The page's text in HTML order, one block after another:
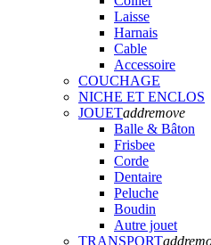
Laisse
Harnais
Cable
Accessoire
COUCHAGE
NICHE ET ENCLOS
JOUETaddremove
Balle & Bâton
Frisbee
Corde
Dentaire
Peluche
Boudin
Autre jouet
TRANSPORTadd